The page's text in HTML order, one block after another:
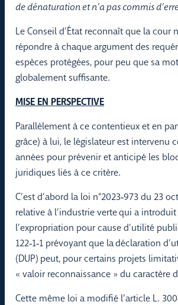
de dénaturation et n’a pas commis
Le Conseil d’État reconnaît que la cour
répondre à chaque argument des
espèces protégées, pour peu que sa
globalement suffisante.
MISE EN PERSPECTIVE
Parallèlement à ce contentieux et en
grâce) à lui, le législateur est intervenu
années pour prévenir et anticipé les
juridiques liés à ce critère.
C’est d’abord la loi n°2023‑973 du 23
relative à l’industrie verte qui a
l’expropriation pour cause d’utilité
122‑1‑1 prévoyant que la déclaration
(DUP) peut, pour certains projets
« valoir reconnaissance » du caractère
Cette même loi a modifié l’article L.